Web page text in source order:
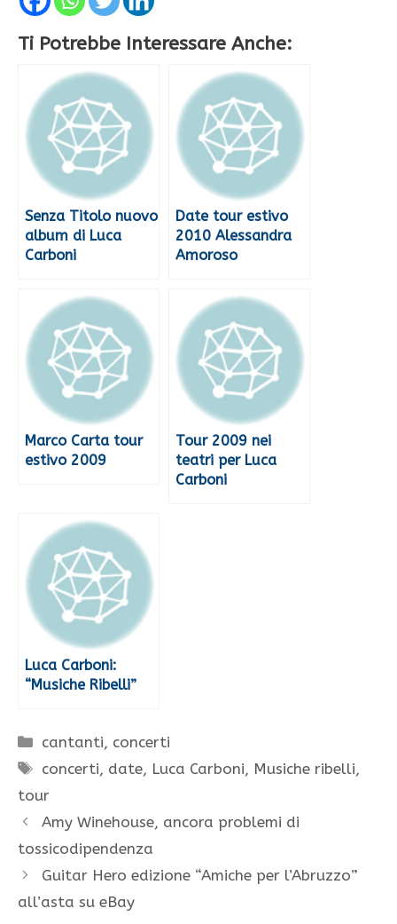
Ti Potrebbe Interessare Anche:
Senza Titolo nuovo
album di Luca
Carboni
Date tour estivo
2010 Alessandra
Amoroso
Marco Carta tour
estivo 2009
Tour 2009 nei
teatri per Luca
Carboni
Luca Carboni:
“Musiche Ribelli”
Categorie
cantanti, concerti
Tag
concerti, date, Luca Carboni, Musiche ribelli,
tour
Amy Winehouse, ancora problemi di
tossicodipendenza
Guitar Hero edizione “Amiche per l’Abruzzo”
all’asta su eBay